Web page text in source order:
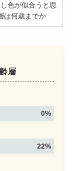
し色が似合うと思
は何歳までか
層
0%
22%